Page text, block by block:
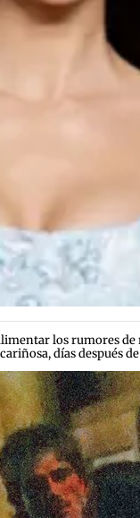
los rumores
días después